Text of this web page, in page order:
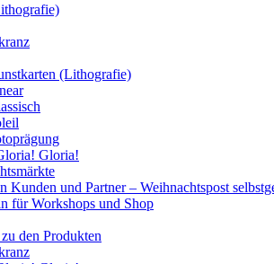
(Lithografie)
Gloria!
Kunden und Partner – Weihnachtspost
für Workshops und Shop
den Produkten